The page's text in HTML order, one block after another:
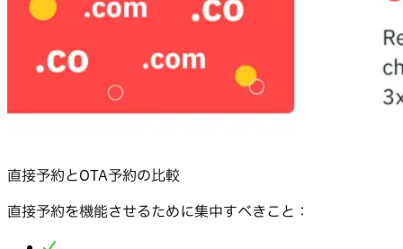
直接予約とOTA予約の比較
直接予約を機能させるために集中すべきこと：